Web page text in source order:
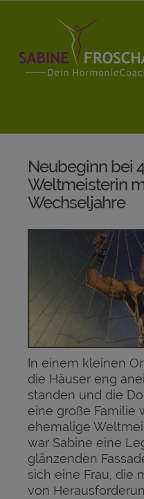
Neubeginn bei
Weltmeisterin
Wechseljahre
In einem kleinen
die Häuser eng
standen und die
eine große Familie
ehemalige
war Sabine eine
glänzenden
sich eine Frau, die
von